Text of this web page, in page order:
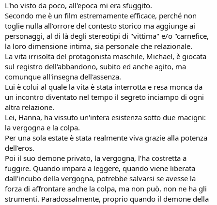
L'ho visto da poco, all'epoca mi era sfuggito.
Secondo me è un film estremamente efficace, perché non
toglie nulla all'orrore del contesto storico ma aggiunge ai
personaggi, al di là degli stereotipi di "vittima" e/o "carnefice,
la loro dimensione intima, sia personale che relazionale.
La vita irrisolta del protagonista maschile, Michael, è giocata
sul registro dell'abbandono, subito ed anche agito, ma
comunque all'insegna dell'assenza.
Lui è colui al quale la vita è stata interrotta e resa monca da
un incontro diventato nel tempo il segreto inciampo di ogni
altra relazione.
Lei, Hanna, ha vissuto un'intera esistenza sotto due macigni:
la vergogna e la colpa.
Per una sola estate è stata realmente viva grazie alla potenza
dell'eros.
Poi il suo demone privato, la vergogna, l'ha costretta a
fuggire. Quando impara a leggere, quando viene liberata
dall'incubo della vergogna, potrebbe salvarsi se avesse la
forza di affrontare anche la colpa, ma non può, non ne ha gli
strumenti. Paradossalmente, proprio quando il demone della